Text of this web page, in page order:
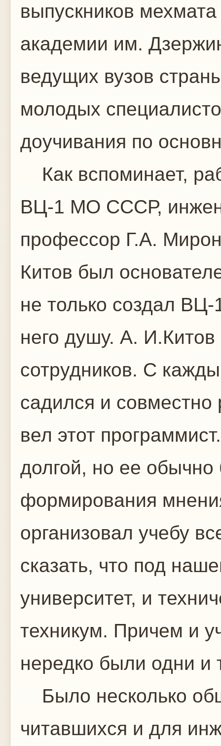
выпускников
академии им.
ведущих вузов
молодых
доучивания по
Как вспоминает,
ВЦ-1 МО СССР,
профессор Г.А.
Китов был
не только создал
него душу. А.
сотрудников. С
садился и совместно
вел этот
долгой, но ее
формирования
организовал учебу
сказать, что под
университет, и
техникум. Причем и
нередко были одни и
Было несколько
читавшихся и для